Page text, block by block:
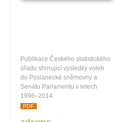
Publikace Českého statistického
úřadu shrnující výsledky voleb
do Poslanecké sněmovny a
Senátu Parlamentu v letech
1996–2014.
PDF